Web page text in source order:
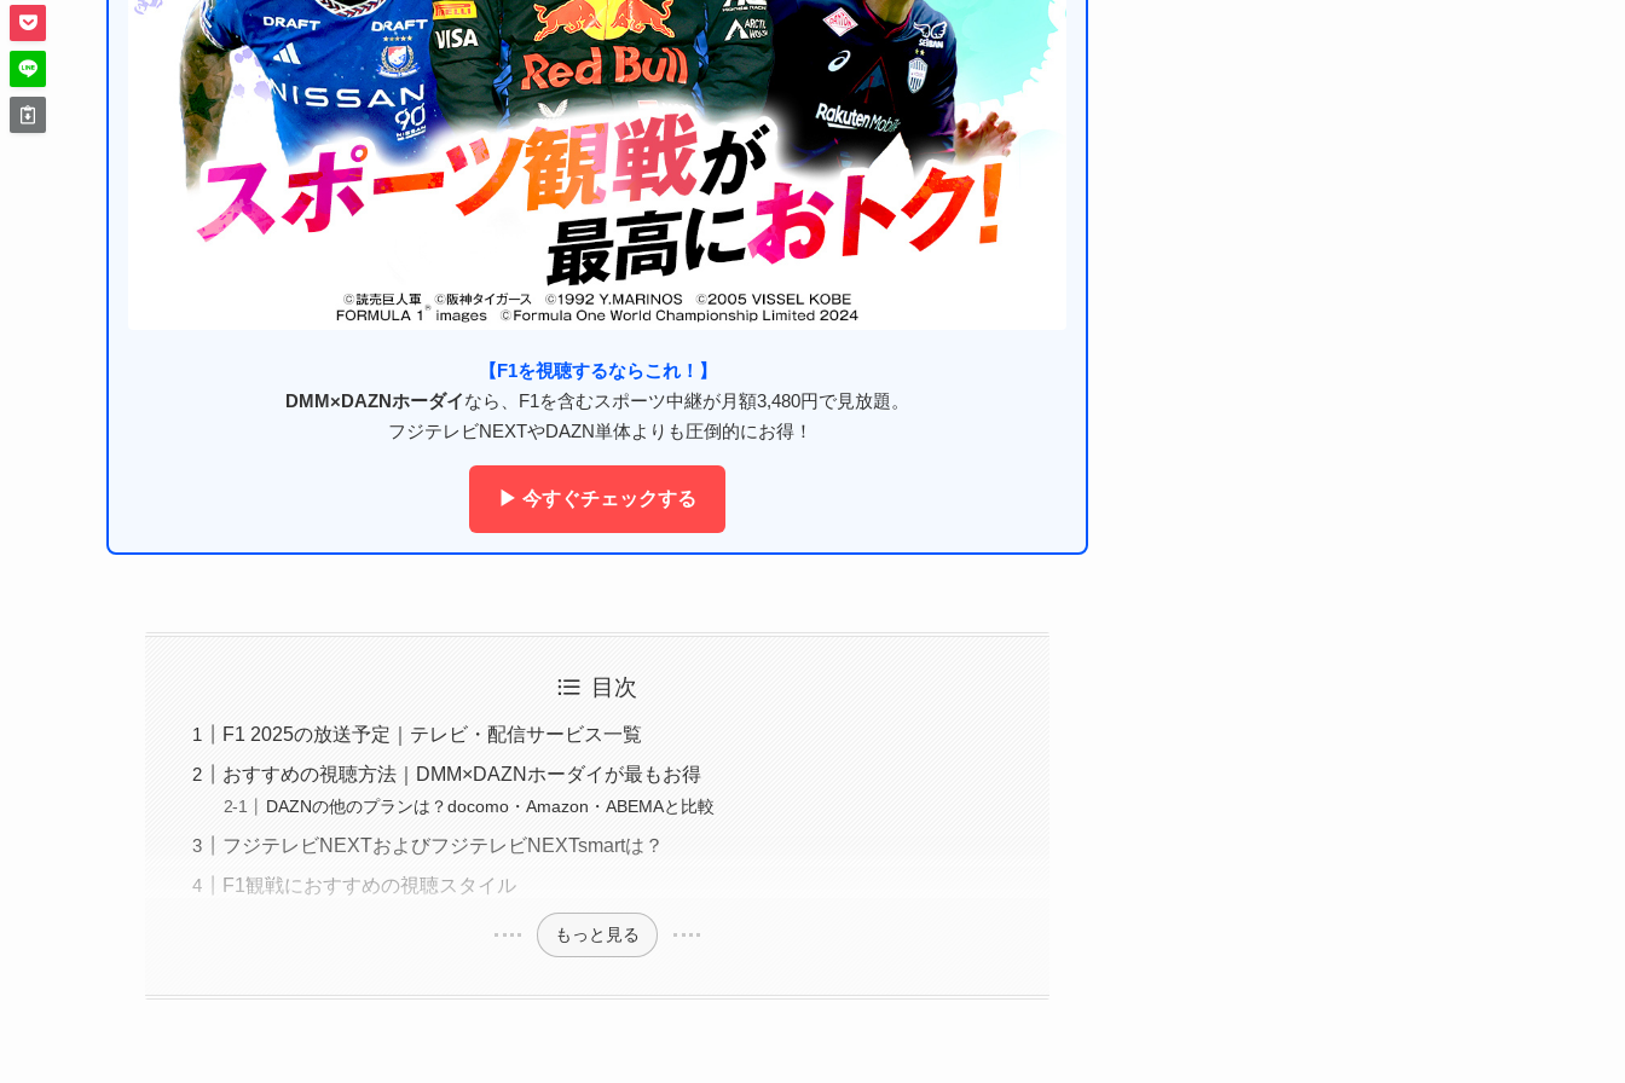
【F1を視聴するならこれ！】
DMM×DAZNホーダイなら、F1を含むスポーツ中継が月額3,480円で見放題。
フジテレビNEXTやDAZN単体よりも圧倒的にお得！
▶ 今すぐチェックする
目次
F1 2025の放送予定｜テレビ・配信サービス一覧
おすすめの視聴方法｜DMM×DAZNホーダイが最もお得
DAZNの他のプランは？docomo・Amazon・ABEMAと比較
フジテレビNEXTおよびフジテレビNEXTsmartは？
F1観戦におすすめの視聴スタイル
もっと見る